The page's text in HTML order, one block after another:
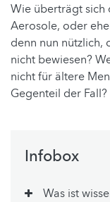
Wie überträgt sich
Aerosole, oder
denn nun nützlich,
nicht bewiesen?
nicht für ältere
Gegenteil der Fall?
Infobox
Was ist